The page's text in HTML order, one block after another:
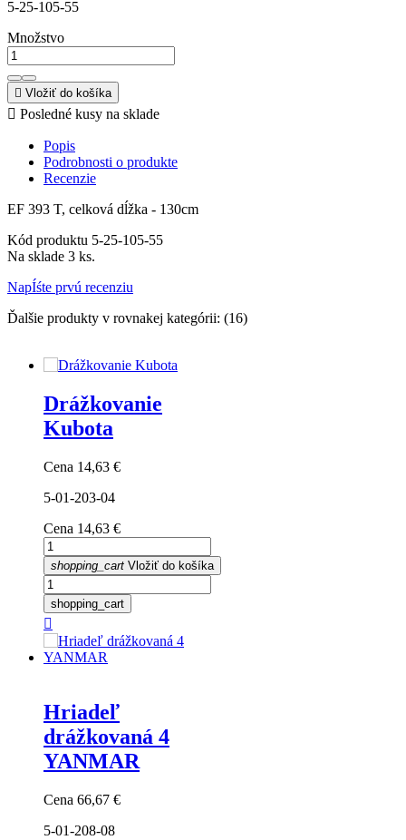
5-25-105-55
Množstvo
 Vložiť do košíka
 Posledné kusy na sklade
Popis
Podrobnosti o produkte
Recenzie
EF 393 T, celková dĺžka - 130cm
Kód produktu 5-25-105-55
Na sklade 3 ks.
NapÍśte prvú recenziu
Ďalšie produkty v rovnakej kategórii: (16)
Drážkovanie
Kubota
Cena 14,63 €
5-01-203-04
Cena 14,63 €
shopping_cart Vložiť do košíka
shopping_cart

Hriadeľ
drážkovaná 4
YANMAR
Cena 66,67 €
5-01-208-08